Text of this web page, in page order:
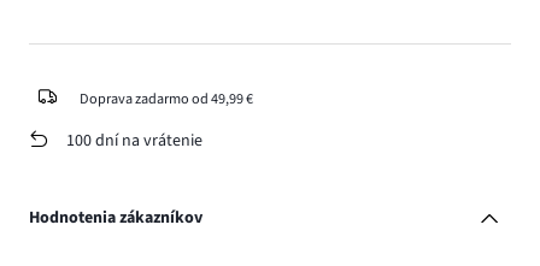
Doprava zadarmo od 49,99 €
100 dní na vrátenie
Hodnotenia zákazníkov